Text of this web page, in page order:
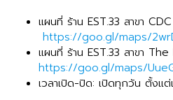
แผนที่ ร้าน EST.33 สาขา
https://goo.gl/maps/
แผนที่ ร้าน EST.33 สาขา The
https://goo.gl/maps/
เวลาเปิด-ปิด: เปิดทุกวัน ตั้งแ